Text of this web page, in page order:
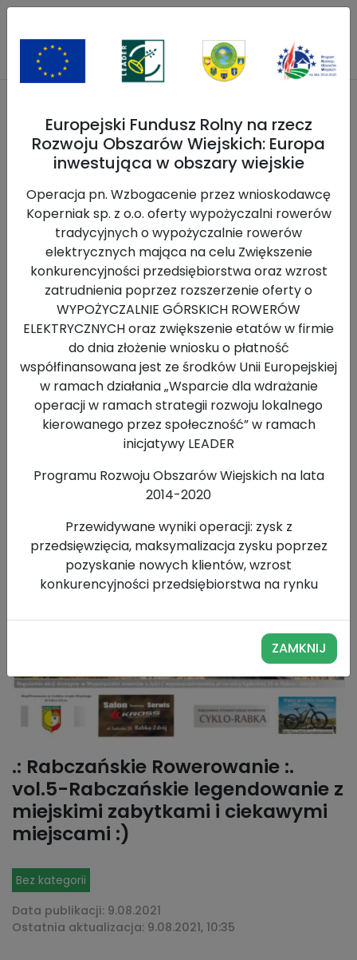
Blog
Strona główna>>Blog>> .: Rabczańskie Rowerowanie :.
ciekawymi miejscami :)
Wróć
.: Rabczańskie Rowerowanie :.
vol.5-Rabczańskie legendowanie z
miejskimi zabytkami i ciekawymi
miejscami :)
Bez kategorii
Data publikacji: 9.08.2021
Ostatnia aktualizacja: 9.08.2021, 10:35
Europejski Fundusz Rolny na rzecz
Rozwoju Obszarów Wiejskich: Europa
inwestująca w obszary wiejskie
Operacja pn. Wzbogacenie przez wnioskodawcę
Koperniak sp. z o.o. oferty wypożyczalni rowerów
tradycyjnych o wypożyczalnie rowerów
elektrycznych mająca na celu Zwiększenie
konkurencyjności przedsiębiorstwa oraz wzrost
zatrudnienia poprzez rozszerzenie oferty o
WYPOŻYCZALNIE GÓRSKICH ROWERÓW
ELEKTRYCZNYCH oraz zwiększenie etatów w firmie
do dnia złożenie wniosku o płatność
współfinansowana jest ze środków Unii Europejskiej
w ramach działania „Wsparcie dla wdrażanie
operacji w ramach strategii rozwoju lokalnego
kierowanego przez społeczność” w ramach
inicjatywy LEADER
Programu Rozwoju Obszarów Wiejskich na lata
2014-2020
Przewidywane wyniki operacji: zysk z
przedsięwzięcia, maksymalizacja zysku poprzez
pozyskanie nowych klientów, wzrost
konkurencyjności przedsiębiorstwa na rynku
ZAMKNIJ